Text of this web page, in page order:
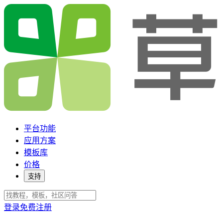
平台功能
应用方案
模板库
价格
支持
登录免费注册